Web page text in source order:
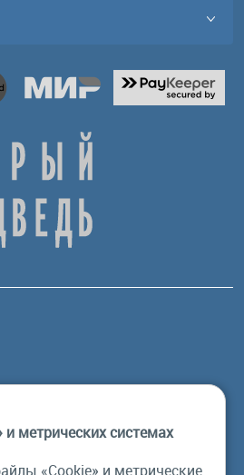
84/32, корп 1
метрических системах
«Cookie» и метрические